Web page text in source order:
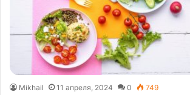
Mikhail 11 апреля, 2024 0 749